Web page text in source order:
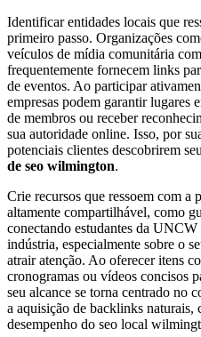
Identificar entidades locais que
primeiro passo. Organizações
veículos de mídia comunitária
frequentemente fornecem links
de eventos. Ao participar
empresas podem garantir lugares
de membros ou receber
sua autoridade online. Isso, por
potenciais clientes descobrirem
de seo wilmington.
Crie recursos que ressoem com a
altamente compartilhável, como
conectando estudantes da
indústria, especialmente sobre o
atrair atenção. Ao oferecer itens
cronogramas ou vídeos concisos
seu alcance se torna centrado no
a aquisição de backlinks naturais,
desempenho do seo local